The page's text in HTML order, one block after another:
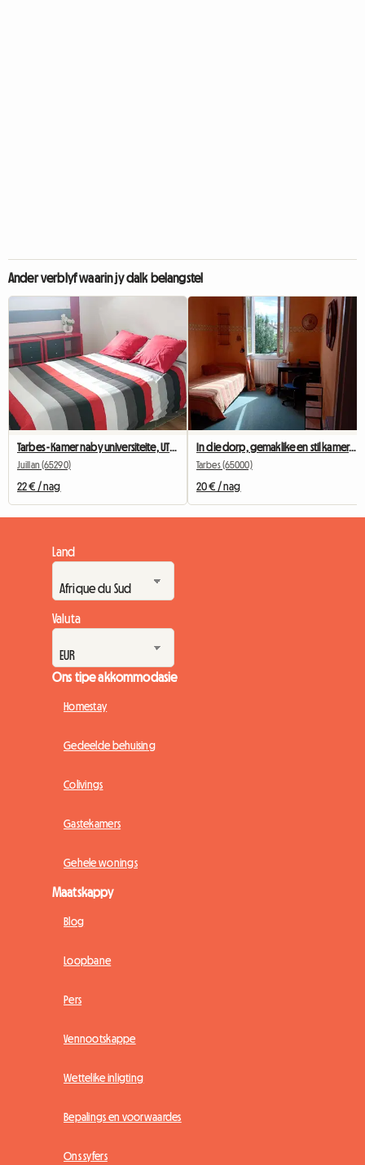
Ander verblyf waarin jy dalk belangstel
Tarbes - Kamer naby universiteite, UTTOP, IFSI, Lughawe
Juillan (65290)
22 € / nag
In die dorp, gemaklike en stil kamer, hartlike verwelkoming
Tarbes (65000)
20 € / nag
Land
Valuta
Ons tipe akkommodasie
Homestay
Gedeelde behuising
Colivings
Gastekamers
Gehele wonings
Maatskappy
Blog
Loopbane
Pers
Vennootskappe
Wettelike inligting
Bepalings en voorwaardes
Ons syfers